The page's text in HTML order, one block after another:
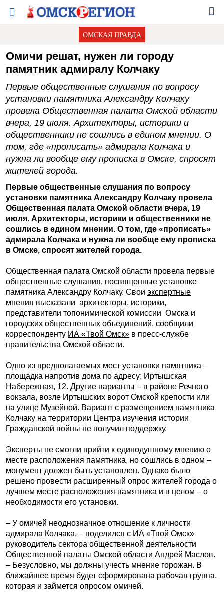
ОМСКАЯ ПРАВДА
Омичи решат, нужен ли городу
памятник адмиралу Колчаку
Первые общественные слушания по вопросу
установки памятника Александру Колчаку
провела Общественная палата Омской области
вчера, 19 июля. Архитекторы, историки и
общественники не сошлись в едином мнении. О
том, где «прописать» адмирала Колчака и
нужна ли вообще ему прописка в Омске, спросят
жителей города.
Первые общественные слушания по вопросу
установки памятника Александру Колчаку провела
Общественная палата Омской области вчера, 19
июля. Архитекторы, историки и общественники не
сошлись в едином мнении. О том, где «прописать»
адмирала Колчака и нужна ли вообще ему прописка
в Омске, спросят жителей города.
Общественная палата Омской области провела первые
общественные слушания, посвященные установке
памятника Александру Колчаку. Свои экспертные
мнения высказали архитекторы, историки,
представители топонимической комиссии Омска и
городских общественных объединений, сообщили
корреспонденту ИА «Твой Омск» в пресс-службе
правительства Омской области.
Одно из предполагаемых мест установки памятника –
площадка напротив дома по адресу: Иртышская
Набережная, 12. Другие варианты – в районе Речного
вокзала, возле Иртышских ворот Омской крепости или
на улице Музейной. Вариант с размещением памятника
Колчаку на территории Центра изучения истории
Гражданской войны не получил поддержку.
Эксперты не смогли прийти к единодушному мнению о
месте расположения памятника, но сошлись в одном –
монумент должен быть установлен. Однако было
решено провести расширенный опрос жителей города о
лучшем месте расположения памятника и в целом – о
необходимости его установки.
– У омичей неоднозначное отношение к личности
адмирала Колчака, – поделился с ИА «Твой Омск»
руководитель сектора общественной деятельности
Общественной палаты Омской области Андрей Маслов.
– Безусловно, мы должны учесть мнение горожан. В
ближайшее время будет сформирована рабочая группа,
которая и займется опросом омичей.